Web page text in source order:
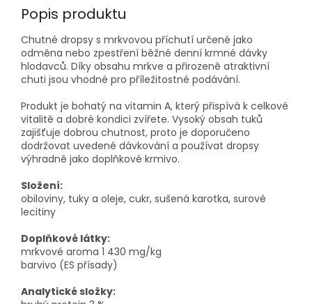
Popis produktu
Chutné dropsy s mrkvovou příchutí určené jako
odměna nebo zpestření běžné denní krmné dávky
hlodavců. Díky obsahu mrkve a přirozeně atraktivní
chuti jsou vhodné pro příležitostné podávání.
Produkt je bohatý na vitamin A, který přispívá k celkové
vitalitě a dobré kondici zvířete. Vysoký obsah tuků
zajišťuje dobrou chutnost, proto je doporučeno
dodržovat uvedené dávkování a používat dropsy
výhradně jako doplňkové krmivo.
Složení:
obiloviny, tuky a oleje, cukr, sušená karotka, surové
lecitiny
Doplňkové látky:
mrkvové aroma 1 430 mg/kg
barvivo (ES přísady)
Analytické složky: